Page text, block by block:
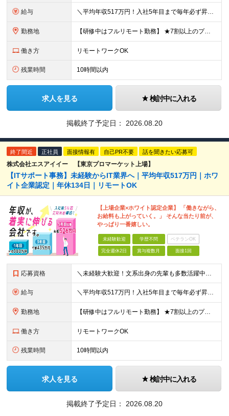
給与 ＼平均年収517万円！入社5年目まで毎年必ず昇給／ ■賞与年3回 ■年収800万円以上も可 ■入社3年以上の平均年収469.2万円 月給23万2000円以上＋賞与年3回＋各種手当 ☆入社5年目まで最
勤務地 【研修中はフルリモート勤務】 ★7割以上のプロジェクトでリモートワークを導入 ★一都三県のプロジェクト先 ★転居を伴う転勤なし ＜プロジェクト先＞ 東京・神奈川・千葉・埼玉でのプロジェクト先にて勤務
働き方 リモートワークOK
残業時間 10時間以内
求人を見る 検討中に入れる
掲載終了予定日： 2026.08.20
終了間近 正社員 面接情報有 自己PR不要 話を聞きたい応募可
株式会社エスアイイー 【東京プロマーケット上場】
【ITサポート事務】未経験からIT業界へ｜平均年収517万円｜ホワ
イト企業認定｜年休134日｜リモートOK
【上場企業×ホワイト認定企業】 「働きながら、
お給料も上がっていく。」 そんな当たり前が、
やっぱり一番嬉しい。
未経験歓迎 学歴不問 ベテランOK
完全週休2日 賞与複数月 面接1回
応募資格 ＼未経験大歓迎！文系出身の先輩も多数活躍中／ ◆PCスキルに自信のない方も歓迎 ◆完全未経験OK ◆社会人デビューもOK ◆学歴不問 「働きながら少しずつ専門スキルを身につけたい」という意欲重視の採
給与 ＼平均年収517万円！入社5年目まで毎年必ず昇給／ ■賞与年3回 ■年収800万円以上も可 ■入社3年以上の平均年収469.2万円 月給23万2000円以上＋賞与年3回＋各種手当 ☆入社5年目まで最
勤務地 【研修中はフルリモート勤務】 ★7割以上のプロジェクトでリモートワークを導入 ★一都三県のプロジェクト先 ★転居を伴う転勤なし ＜プロジェクト先＞ 東京・神奈川・千葉・埼玉でのプロジェクト先にて勤務
働き方 リモートワークOK
残業時間 10時間以内
求人を見る 検討中に入れる
掲載終了予定日： 2026.08.20